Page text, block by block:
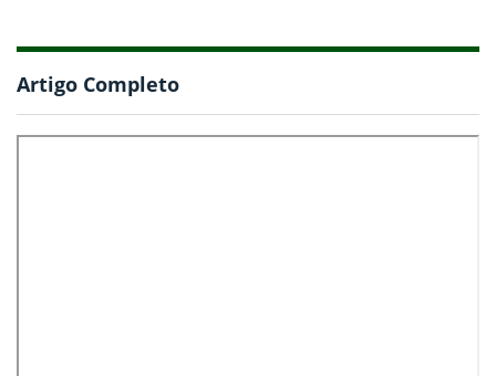
Artigo Completo